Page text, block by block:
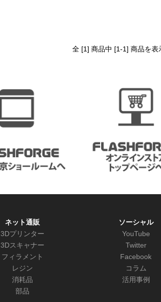
全 [1] 商品中 [1-1] 商品を表
ネット通販
3Dプリンター
3Dスキャナー
フィラメント
レジン
消耗品
部品
ソーシャル
YouTube
Twitter
Facebook
コラム
活用事例